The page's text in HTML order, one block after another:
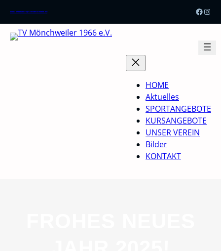
springen
0162 / 5722202info@tv-moenchweiler.de
HOME
Aktuelles
SPORTANGEBOTE
KURSANGEBOTE
UNSER VEREIN
Bilder
KONTAKT